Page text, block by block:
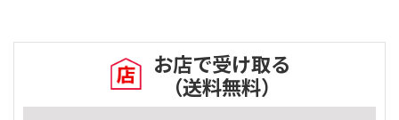
お店で受け取る
（送料無料）